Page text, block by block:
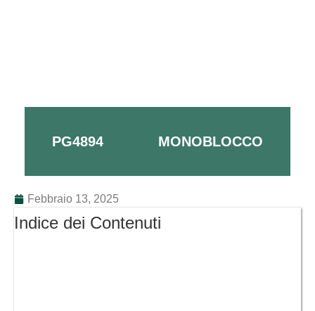
PG4894 MONOBLOCCO
Febbraio 13, 2025
Indice dei Contenuti